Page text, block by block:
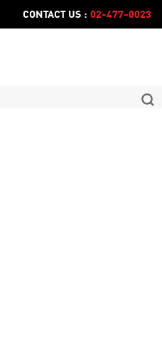
CONTACT US : 02-477-0023